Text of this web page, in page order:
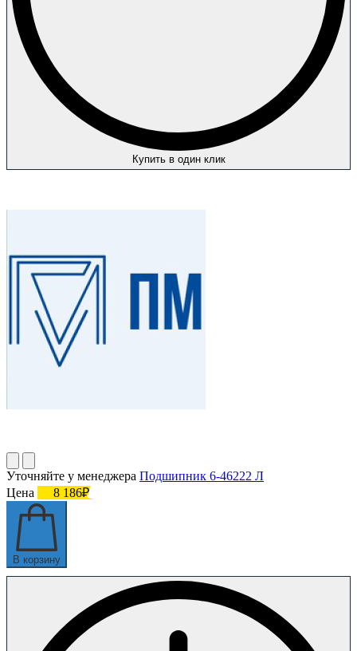
Купить в один клик
Уточняйте у менеджера Подшипник 6-46222 Л
Цена
8 186₽
В корзину